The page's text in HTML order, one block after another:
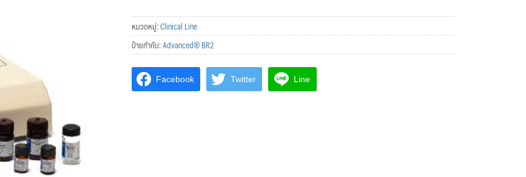
หมวดหมู่:Clinical Line
ป้ายกำกับ:Advanced® BR2
Facebook Twitter Line